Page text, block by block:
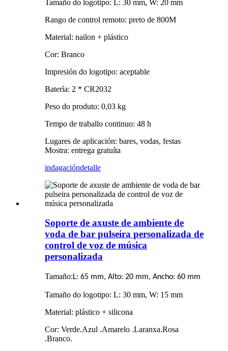
Tamaño do logotipo: L: 30 mm, W: 20 mm
Rango de control remoto: preto de 800M
Material: nailon + plástico
Cor: Branco
Impresión do logotipo: aceptable
Batería: 2 * CR2032
Peso do produto: 0,03 kg
Tempo de traballo continuo: 48 h
Lugares de aplicación: bares, vodas, festas
Mostra: entrega gratuíta
indagacióndetalle
Soporte de axuste de ambiente de
voda de bar pulseira personalizada de
control de voz de música
personalizada
Tamaño:L: 65 mm, Alto: 20 mm, Ancho: 60 mm
Tamaño do logotipo: L: 30 mm, W: 15 mm
Material: plástico + silicona
Cor: Verde.Azul .Amarelo .Laranxa.Rosa
.Branco.